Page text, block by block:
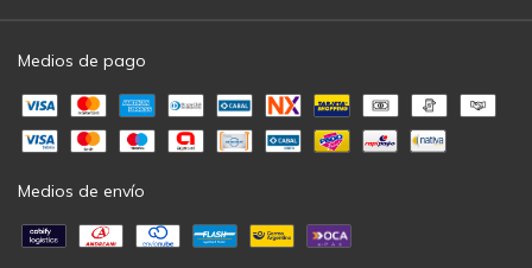
Medios de pago
Medios de envío